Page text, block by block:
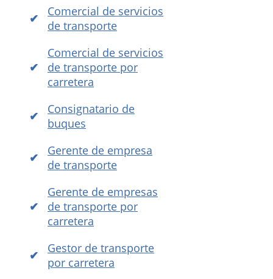
Comercial de servicios
de transporte
Comercial de servicios
de transporte por
carretera
Consignatario de
buques
Gerente de empresa
de transporte
Gerente de empresas
de transporte por
carretera
Gestor de transporte
por carretera